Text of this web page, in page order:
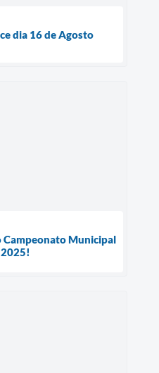
dia 16 de Agosto
Campeonato Municipal